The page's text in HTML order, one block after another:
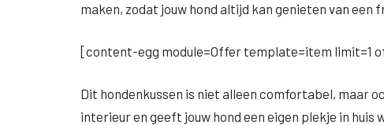
maken, zodat jouw hond altijd kan genieten van een
[content-egg module=Offer template=item limit=1
Dit hondenkussen is niet alleen comfortabel, maar
interieur en geeft jouw hond een eigen plekje in